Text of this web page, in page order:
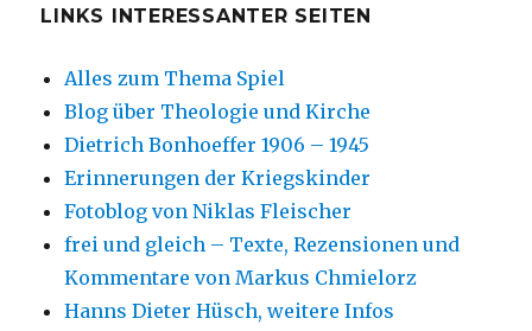
LINKS INTERESSANTER SEITEN
Alles zum Thema Spiel
Blog über Theologie und Kirche
Dietrich Bonhoeffer 1906 – 1945
Erinnerungen der Kriegskinder
Fotoblog von Niklas Fleischer
frei und gleich – Texte, Rezensionen und
Kommentare von Markus Chmielorz
Hanns Dieter Hüsch, weitere Infos